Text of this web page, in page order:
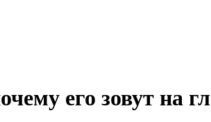
его зовут на